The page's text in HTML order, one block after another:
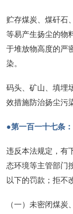
贮存煤炭、煤矸石
等易产生扬尘的物
于堆放物高度的严
染。
码头、矿山、填埋
效措施防治扬尘污
●第一百一十七条：
违反本法规定，有
态环境等主管部门
以下的罚款；拒不
（一）未密闭煤